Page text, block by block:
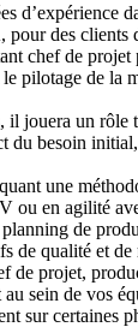
d’expérience
des clients
chef de projet
pilotage de la
il jouera un rôle
du besoin
une
ou en agilité
de
de qualité et
de projet,
sein de vos
sur certaines